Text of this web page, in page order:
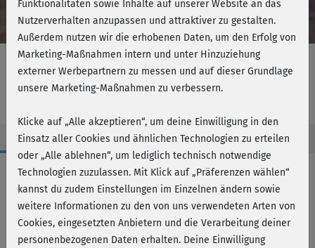
Strong me - HIIT
Workout-Facts
anspruchsvoll
37 Min
267 kcal
Funktionalitäten sowie Inhalte auf unserer Website an das
Nutzerverhalten anzupassen und attraktiver zu gestalten.
Außerdem nutzen wir die erhobenen Daten, um den Erfolg von
Marketing-Maßnahmen intern und unter Hinzuziehung
externer Werbepartnern zu messen und auf dieser Grundlage
unsere Marketing-Maßnahmen zu verbessern.
Klicke auf „Alle akzeptieren“, um deine Einwilligung in den
Einsatz aller Cookies und ähnlichen Technologien zu erteilen
oder „Alle ablehnen“, um lediglich technisch notwendige
Technologien zuzulassen. Mit Klick auf „Präferenzen wählen“
kannst du zudem Einstellungen im Einzelnen ändern sowie
weitere Informationen zu den von uns verwendeten Arten von
Cookies, eingesetzten Anbietern und die Verarbeitung deiner
personenbezogenen Daten erhalten. Deine Einwilligung